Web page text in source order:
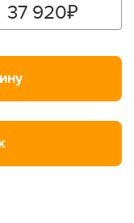
37 920₽